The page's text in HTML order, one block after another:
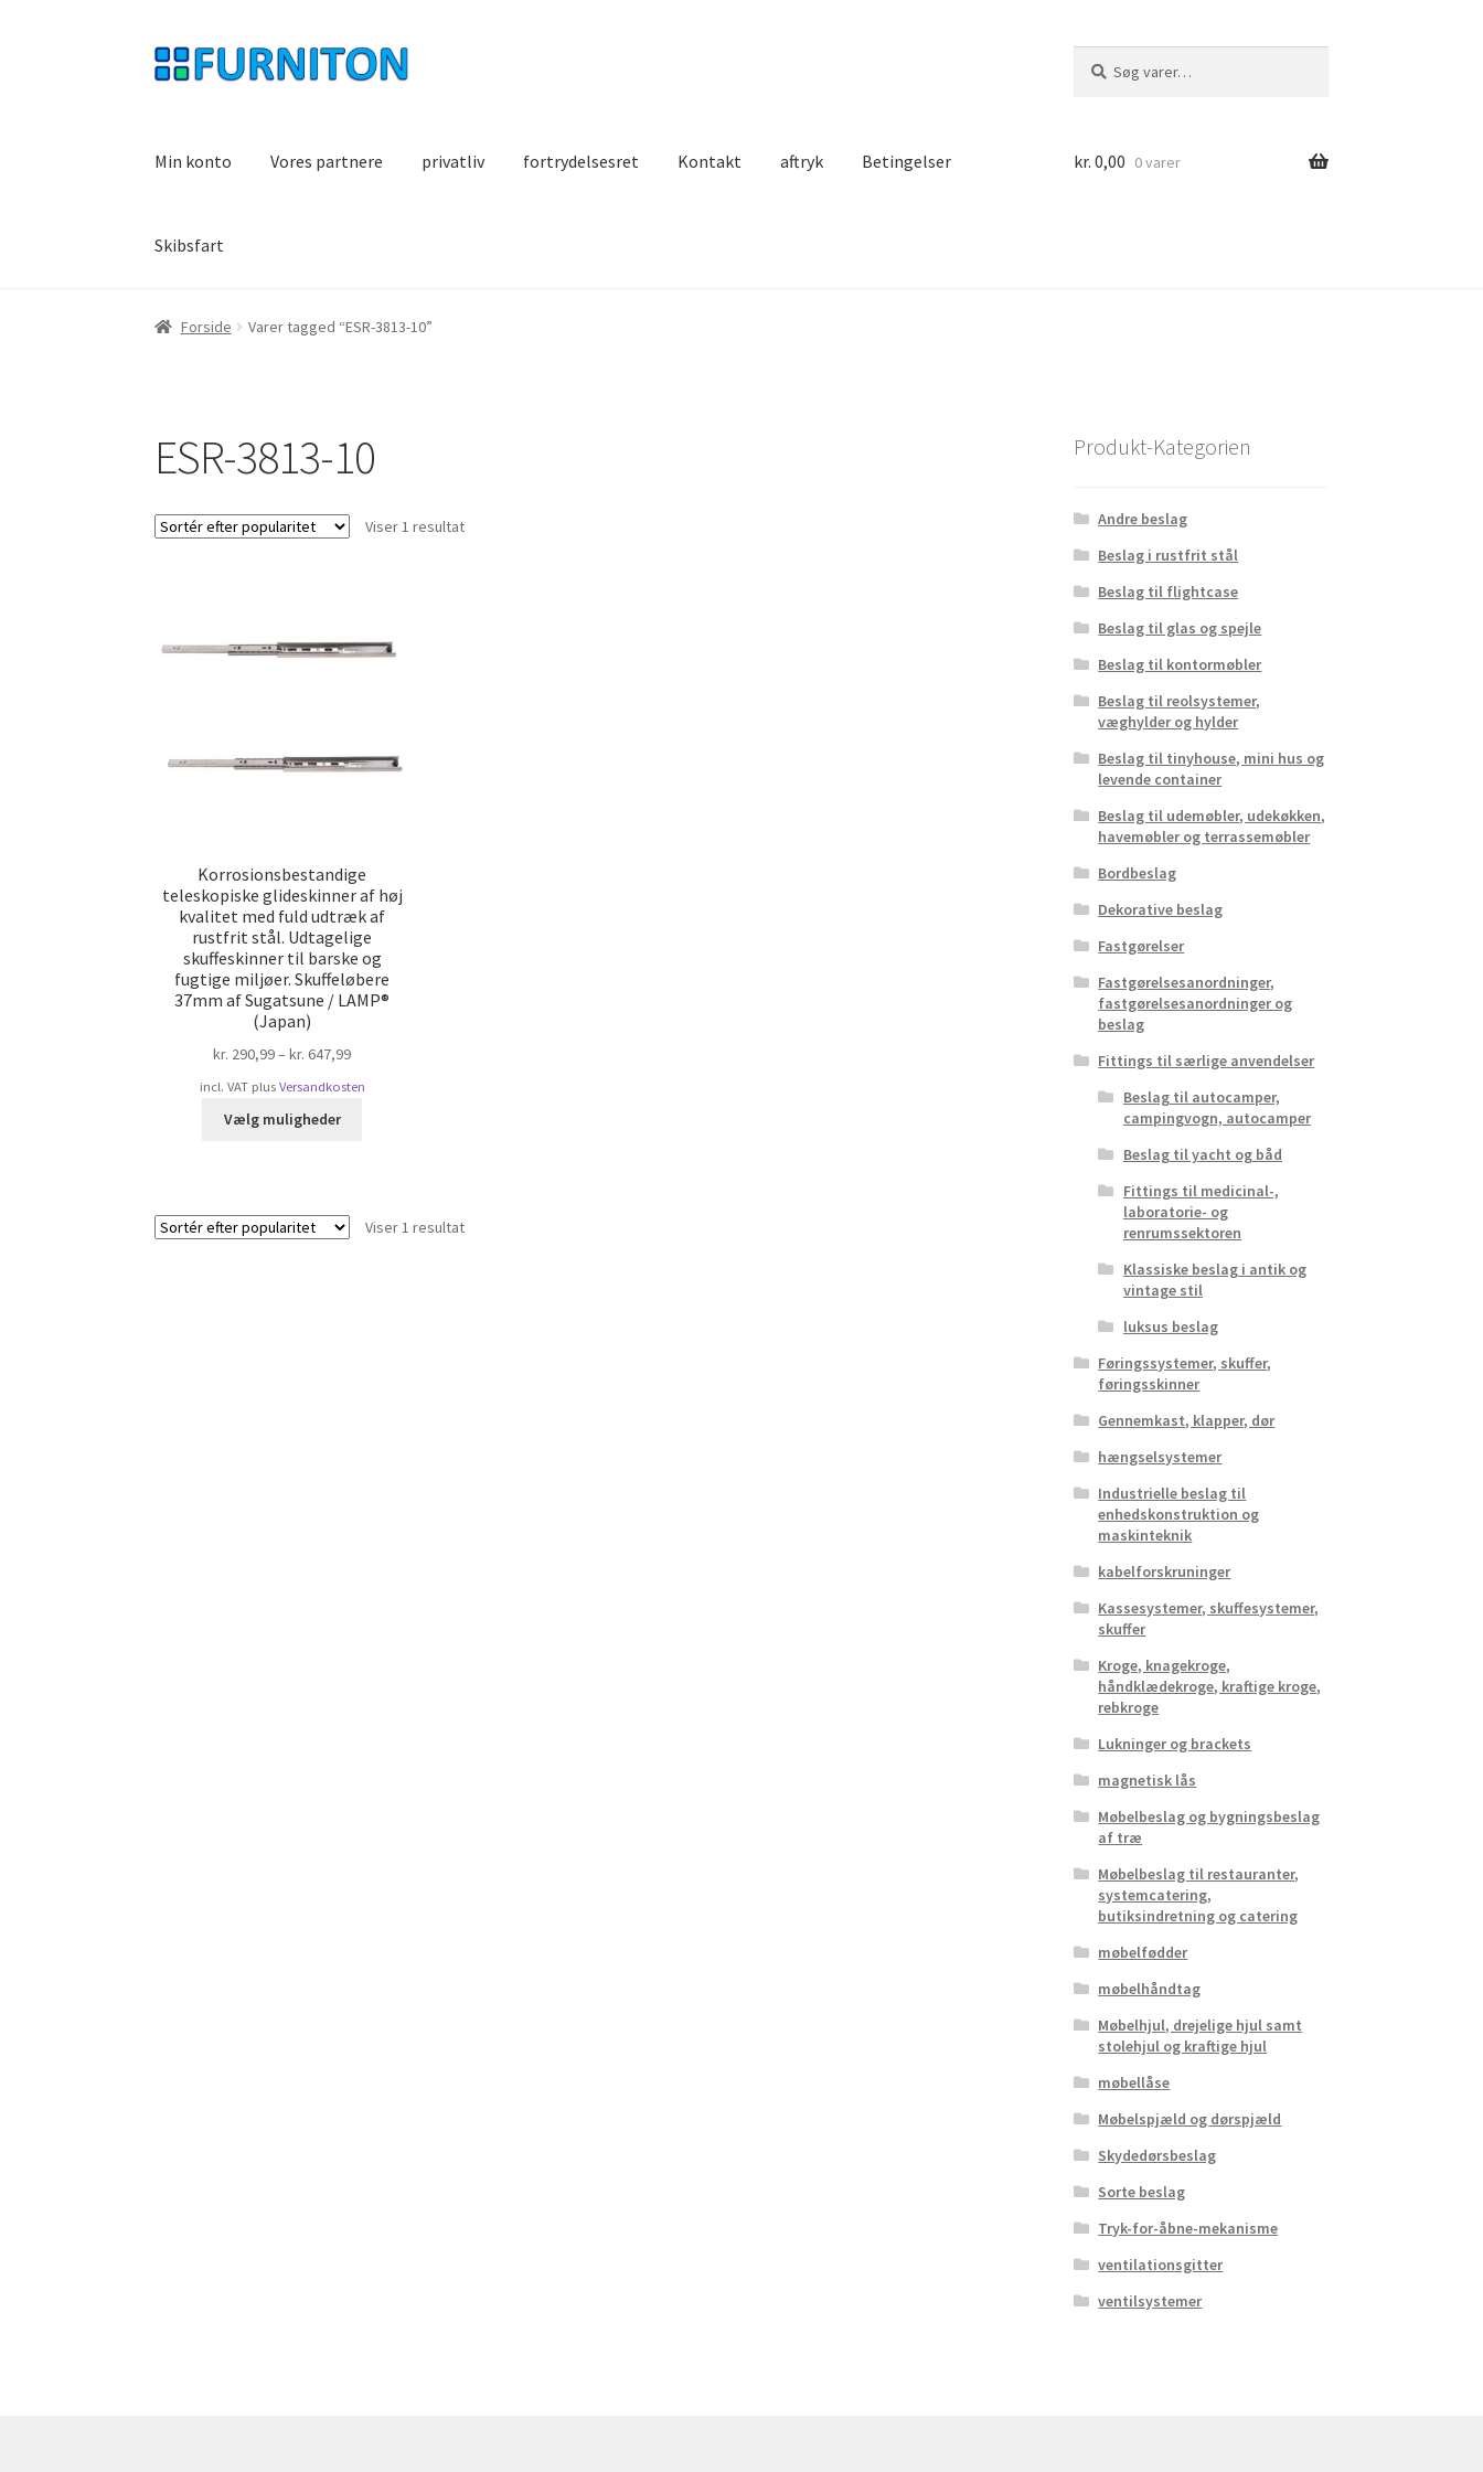
Spring
til
Spring
til
efter:
Min konto Vores partnere privatliv fortrydelsesret Kontakt aftryk Betingelser
Skibsfart
kr. 0,00 0 varer
Forside Varer tagged “ESR-3813-10”
ESR-3813-10
Viser 1 resultat
Korrosionsbestandige
teleskopiske glideskinner af høj
kvalitet med fuld udtræk af
rustfrit stål. Udtagelige
skuffeskinner til barske og
fugtige miljøer. Skuffeløbere
37mm af Sugatsune / LAMP®
(Japan)
kr. 290,99–kr. 647,99
incl. VAT plus Versandkosten
Vælg muligheder
Mulighederne
Viser 1 resultat
Produkt-Kategorien
Andre beslag
Beslag i rustfrit stål
Beslag til flightcase
Beslag til glas og spejle
Beslag til kontormøbler
Beslag til reolsystemer,
væghylder og hylder
Beslag til tinyhouse, mini hus og
levende container
Beslag til udemøbler, udekøkken,
havemøbler og terrassemøbler
Bordbeslag
Dekorative beslag
Fastgørelser
Fastgørelsesanordninger,
fastgørelsesanordninger og
beslag
Fittings til særlige anvendelser
Beslag til autocamper,
campingvogn, autocamper
Beslag til yacht og båd
Fittings til medicinal-,
laboratorie- og
renrumssektoren
Klassiske beslag i antik og
vintage stil
luksus beslag
Føringssystemer, skuffer,
føringsskinner
Gennemkast, klapper, dør
hængselsystemer
Industrielle beslag til
enhedskonstruktion og
maskinteknik
kabelforskruninger
Kassesystemer, skuffesystemer,
skuffer
Kroge, knagekroge,
håndklædekroge, kraftige kroge,
rebkroge
Lukninger og brackets
magnetisk lås
Møbelbeslag og bygningsbeslag
af træ
Møbelbeslag til restauranter,
systemcatering,
butiksindretning og catering
møbelfødder
møbelhåndtag
Møbelhjul, drejelige hjul samt
stolehjul og kraftige hjul
møbellåse
Møbelspjæld og dørspjæld
Skydedørsbeslag
Sorte beslag
Tryk-for-åbne-mekanisme
ventilationsgitter
ventilsystemer